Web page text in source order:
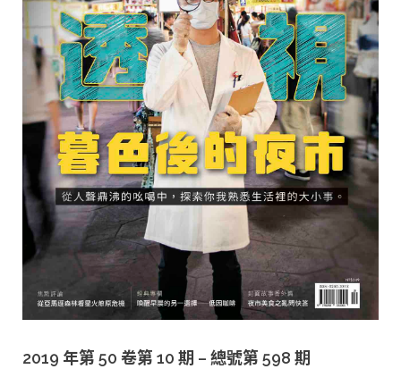
2019 年第 50 卷第 10 期 – 總號第 598 期